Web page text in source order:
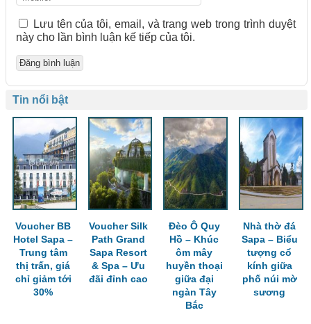
Lưu tên của tôi, email, và trang web trong trình duyệt
này cho lần bình luận kế tiếp của tôi.
Tin nổi bật
Voucher BB
Hotel Sapa –
Trung tâm
thị trấn, giá
chỉ giảm tới
30%
Voucher Silk
Path Grand
Sapa Resort
& Spa – Ưu
đãi đỉnh cao
Đèo Ô Quy
Hồ – Khúc
ôm mây
huyền thoại
giữa đại
ngàn Tây
Bắc
Nhà thờ đá
Sapa – Biểu
tượng cổ
kính giữa
phố núi mờ
sương